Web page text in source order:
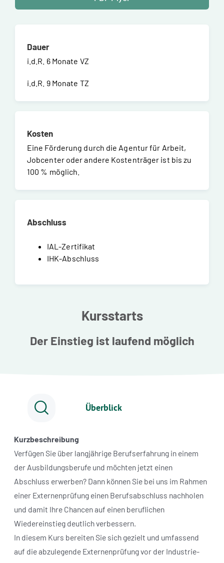
Dauer
i.d.R. 6 Monate VZ
i.d.R. 9 Monate TZ
Kosten
Eine Förderung durch die Agentur für Arbeit,
Jobcenter oder andere Kostenträger ist bis zu
100 % möglich.
Abschluss
IAL-Zertifikat
IHK-Abschluss
Kursstarts
Der Einstieg ist laufend möglich
Überblick
Kurzbeschreibung
Verfügen Sie über langjährige Berufserfahrung in einem
der Ausbildungsberufe und möchten jetzt einen
Abschluss erwerben? Dann können Sie bei uns im Rahmen
einer Externenprüfung einen Berufsabschluss nachholen
und damit Ihre Chancen auf einen beruflichen
Wiedereinstieg deutlich verbessern.
In diesem Kurs bereiten Sie sich gezielt und umfassend
auf die abzulegende Externenprüfung vor der Industrie-